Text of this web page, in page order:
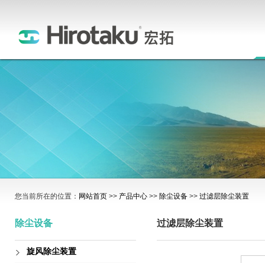
您当前所在的位置： 网站首页 >> 产品中心 >> 除尘设备 >> 过滤层除尘装置
除尘设备
旋风除尘装置
过滤层除尘装置